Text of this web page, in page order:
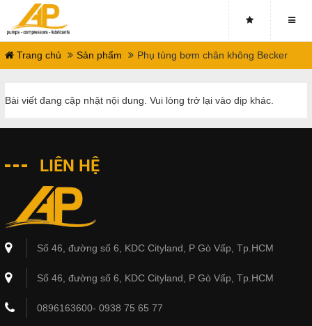
Trang chủ Sản phẩm Phụ tùng bơm chân không Becker
Bài viết đang cập nhật nội dung. Vui lòng trở lại vào dịp khác.
LIÊN HỆ
Số 46, đường số 6, KDC Cityland, P Gò Vấp, Tp.HCM
Số 46, đường số 6, KDC Cityland, P Gò Vấp, Tp.HCM
0896163600- 0938 75 65 77